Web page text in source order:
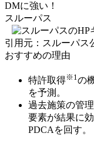
DMに強い！
スルーパス
引用元：スルーパス
おすすめの理由
特許取得※1 の
を予測。
過去施策の管
要素が結果に
PDCAを回す。